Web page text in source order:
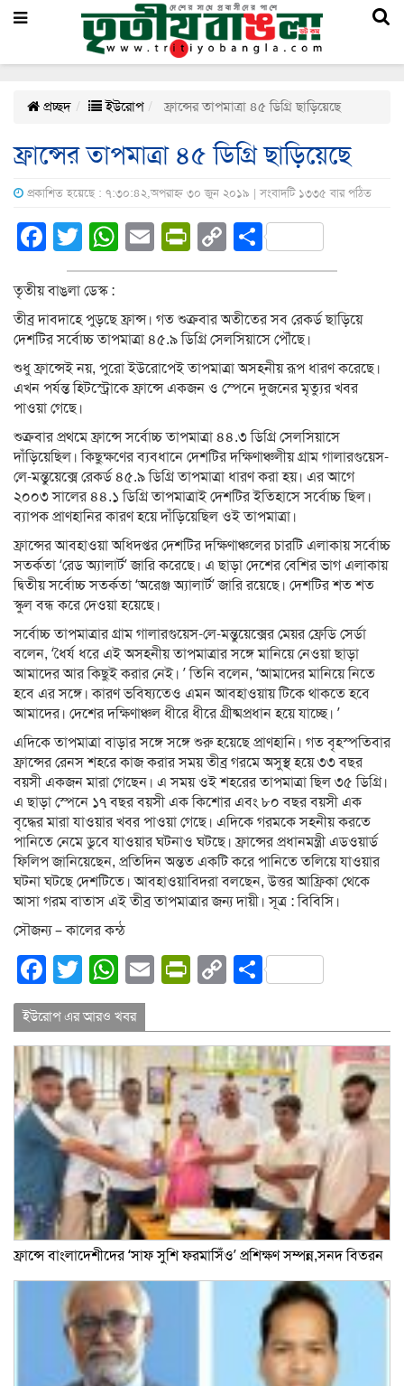
প্রচ্ছদ ইউরোপ ফ্রান্সের তাপমাত্রা ৪৫ ডিগ্রি ছাড়িয়েছে
ফ্রান্সের তাপমাত্রা ৪৫ ডিগ্রি ছাড়িয়েছে
প্রকাশিত হয়েছে : ৭:৩০:৪২,অপরাহ্ন ৩০ জুন ২০১৯ | সংবাদটি ১৩৩৫ বার পঠিত
Facebook
Twitter
WhatsApp
EmailPrintFriendly
Copy
Link
Share
তৃতীয় বাঙলা ডেস্ক :
তীব্র দাবদাহে পুড়ছে ফ্রান্স। গত শুক্রবার অতীতের সব রেকর্ড ছাড়িয়ে
দেশটির সর্বোচ্চ তাপমাত্রা ৪৫.৯ ডিগ্রি সেলসিয়াসে পৌঁছে।
শুধু ফ্রান্সেই নয়, পুরো ইউরোপেই তাপমাত্রা অসহনীয় রূপ ধারণ করেছে।
এখন পর্যন্ত হিটস্ট্রোকে ফ্রান্সে একজন ও স্পেনে দুজনের মৃত্যুর খবর
পাওয়া গেছে।
শুক্রবার প্রথমে ফ্রান্সে সর্বোচ্চ তাপমাত্রা ৪৪.৩ ডিগ্রি সেলসিয়াসে
দাঁড়িয়েছিল। কিছুক্ষণের ব্যবধানে দেশটির দক্ষিণাঞ্চলীয় গ্রাম গালারগুয়েস-
লে-মন্তুয়েক্সে রেকর্ড ৪৫.৯ ডিগ্রি তাপমাত্রা ধারণ করা হয়। এর আগে
২০০৩ সালের ৪৪.১ ডিগ্রি তাপমাত্রাই দেশটির ইতিহাসে সর্বোচ্চ ছিল।
ব্যাপক প্রাণহানির কারণ হয়ে দাঁড়িয়েছিল ওই তাপমাত্রা।
ফ্রান্সের আবহাওয়া অধিদপ্তর দেশটির দক্ষিণাঞ্চলের চারটি এলাকায় সর্বোচ্চ
সতর্কতা ‘রেড অ্যালার্ট’ জারি করেছে। এ ছাড়া দেশের বেশির ভাগ এলাকায়
দ্বিতীয় সর্বোচ্চ সতর্কতা ‘অরেঞ্জ অ্যালার্ট’ জারি রয়েছে। দেশটির শত শত
স্কুল বন্ধ করে দেওয়া হয়েছে।
সর্বোচ্চ তাপমাত্রার গ্রাম গালারগুয়েস-লে-মন্তুয়েক্সের মেয়র ফ্রেডি সের্ডা
বলেন, ‘ধৈর্য ধরে এই অসহনীয় তাপমাত্রার সঙ্গে মানিয়ে নেওয়া ছাড়া
আমাদের আর কিছুই করার নেই। ’ তিনি বলেন, ‘আমাদের মানিয়ে নিতে
হবে এর সঙ্গে। কারণ ভবিষ্যতেও এমন আবহাওয়ায় টিকে থাকতে হবে
আমাদের। দেশের দক্ষিণাঞ্চল ধীরে ধীরে গ্রীষ্মপ্রধান হয়ে যাচ্ছে। ’
এদিকে তাপমাত্রা বাড়ার সঙ্গে সঙ্গে শুরু হয়েছে প্রাণহানি। গত বৃহস্পতিবার
ফ্রান্সের রেনস শহরে কাজ করার সময় তীব্র গরমে অসুস্থ হয়ে ৩৩ বছর
বয়সী একজন মারা গেছেন। এ সময় ওই শহরের তাপমাত্রা ছিল ৩৫ ডিগ্রি।
এ ছাড়া স্পেনে ১৭ বছর বয়সী এক কিশোর এবং ৮০ বছর বয়সী এক
বৃদ্ধের মারা যাওয়ার খবর পাওয়া গেছে। এদিকে গরমকে সহনীয় করতে
পানিতে নেমে ডুবে যাওয়ার ঘটনাও ঘটছে। ফ্রান্সের প্রধানমন্ত্রী এডওয়ার্ড
ফিলিপ জানিয়েছেন, প্রতিদিন অন্তত একটি করে পানিতে তলিয়ে যাওয়ার
ঘটনা ঘটছে দেশটিতে। আবহাওয়াবিদরা বলছেন, উত্তর আফ্রিকা থেকে
আসা গরম বাতাস এই তীব্র তাপমাত্রার জন্য দায়ী। সূত্র : বিবিসি।
সৌজন্য – কালের কন্ঠ
Facebook
Twitter
WhatsApp
EmailPrintFriendly
CopyShare
ইউরোপ এর আরও খবর
ফ্রান্সে বাংলাদেশীদের ‘সাফ সুশি ফরমাসিঁও’ প্রশিক্ষণ সম্পন্ন,সনদ বিতরন